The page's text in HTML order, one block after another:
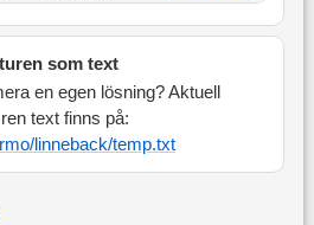
som text
en egen lösning? Aktuell
text finns på:
linneback/temp.txt